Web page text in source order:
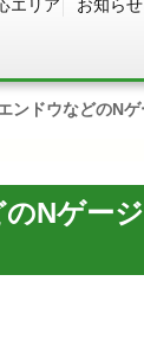
エリア お知らせ
ンドウなどの
Nゲー